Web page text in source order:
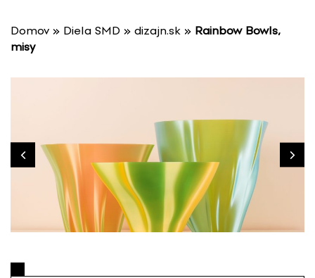
Domov » Diela SMD » dizajn.sk » Rainbow Bowls,
misy